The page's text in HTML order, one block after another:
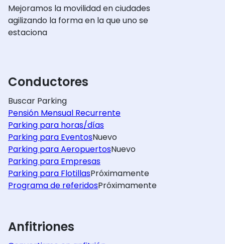
Mejoramos la movilidad en ciudades
agilizando la forma en la que uno se
estaciona
Conductores
Buscar Parking
Pensión Mensual Recurrente
Parking para horas/días
Parking para EventosNuevo
Parking para AeropuertosNuevo
Parking para Empresas
Parking para FlotillasPróximamente
Programa de referidosPróximamente
Anfitriones